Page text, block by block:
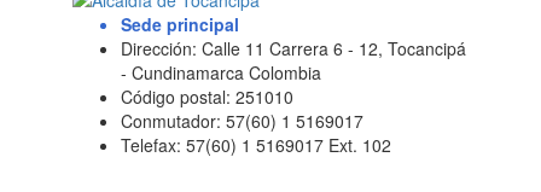
Sede principal
Dirección: Calle 11 Carrera 6 - 12, Tocancipá
- Cundinamarca Colombia
Código postal: 251010
Conmutador: 57(60) 1 5169017
Telefax: 57(60) 1 5169017 Ext. 102